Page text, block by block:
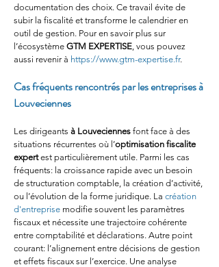
documentation des choix. Ce travail évite de
subir la fiscalité et transforme le calendrier en
outil de gestion. Pour en savoir plus sur
l’écosystème GTM EXPERTISE, vous pouvez
aussi revenir à https://www.gtm-expertise.fr.
Cas fréquents rencontrés par les entreprises à
Louveciennes
Les dirigeants à Louveciennes font face à des
situations récurrentes où l’optimisation fiscalite
expert est particulièrement utile. Parmi les cas
fréquents: la croissance rapide avec un besoin
de structuration comptable, la création d’activité,
ou l’évolution de la forme juridique. La création
d'entreprise modifie souvent les paramètres
fiscaux et nécessite une trajectoire cohérente
entre comptabilité et déclarations. Autre point
courant: l’alignement entre décisions de gestion
et effets fiscaux sur l’exercice. Une analyse